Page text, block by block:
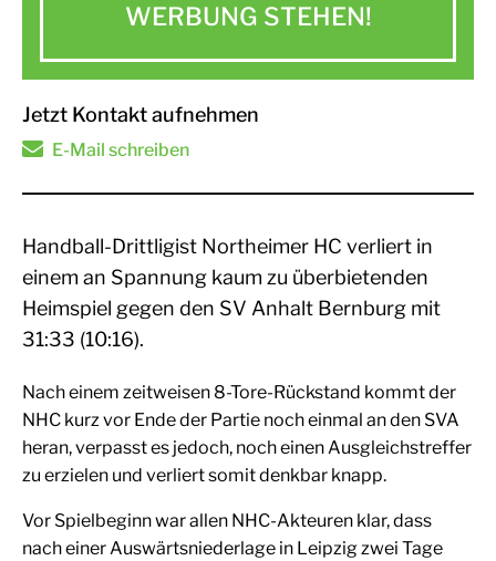
WERBUNG STEHEN!
Jetzt Kontakt aufnehmen
E-Mail schreiben
Handball-Drittligist Northeimer HC verliert in
einem an Spannung kaum zu überbietenden
Heimspiel gegen den SV Anhalt Bernburg mit
31:33 (10:16).
Nach einem zeitweisen 8-Tore-Rückstand kommt der
NHC kurz vor Ende der Partie noch einmal an den SVA
heran, verpasst es jedoch, noch einen Ausgleichstreffer
zu erzielen und verliert somit denkbar knapp.
Vor Spielbeginn war allen NHC-Akteuren klar, dass
nach einer Auswärtsniederlage in Leipzig zwei Tage